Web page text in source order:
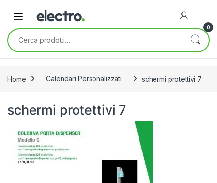
0
Cerca:
Home Calendari Personalizzati schermi protettivi 7
schermi protettivi 7